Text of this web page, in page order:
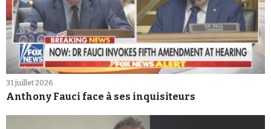
31 juillet 2026
Anthony Fauci face à ses inquisiteurs